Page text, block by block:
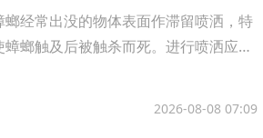
经常出没的物体表面作滞留喷洒，特
螂触及后被触杀而死。进行喷洒应根
2026-08-08 07:09